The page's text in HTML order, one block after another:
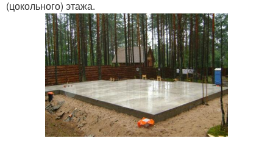
(цокольного) этажа.